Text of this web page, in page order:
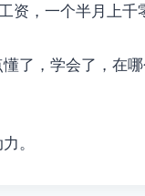
，一个半月上千
了，学会了，在
。